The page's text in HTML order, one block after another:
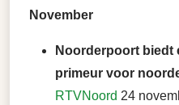
November
Noorderpoort biedt
primeur voor
RTVNoord 24